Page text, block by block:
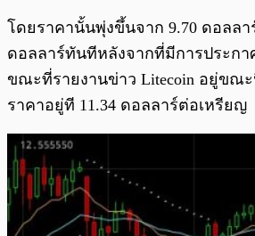
โดยราคานั้นพุ่งขึ้นจาก 9.70 ดอลลา
ดอลลาร์ทันทีหลังจากที่มีการประกา
ขณะที่รายงานข่าว Litecoin อยู่ขณ
ราคาอยู่ที 11.34 ดอลลาร์ต่อเหรียญ